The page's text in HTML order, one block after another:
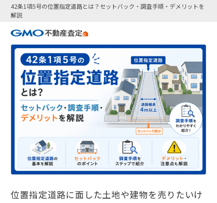
42条1項5号の位置指定道路とは？セットバック・調査手順・デメリットを
解説
位置指定道路に面した土地や建物を売りたいけ